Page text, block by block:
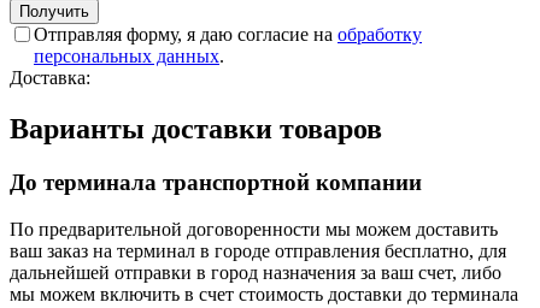
Отправляя форму, я даю согласие на обработку
персональных данных.
Доставка:
Варианты доставки товаров
До терминала транспортной компании
По предварительной договоренности мы можем доставить
ваш заказ на терминал в городе отправления бесплатно, для
дальнейшей отправки в город назначения за ваш счет, либо
мы можем включить в счет стоимость доставки до терминала